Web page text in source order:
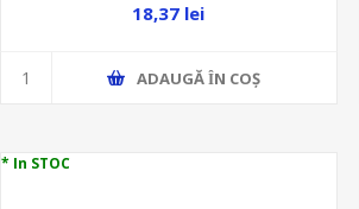
18,37 lei
ADAUGĂ ȊN COŞ
* In STOC